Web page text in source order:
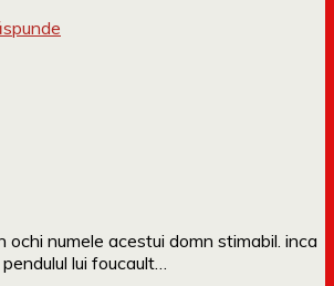
ochi numele acestui domn stimabil. inca
lui foucault…